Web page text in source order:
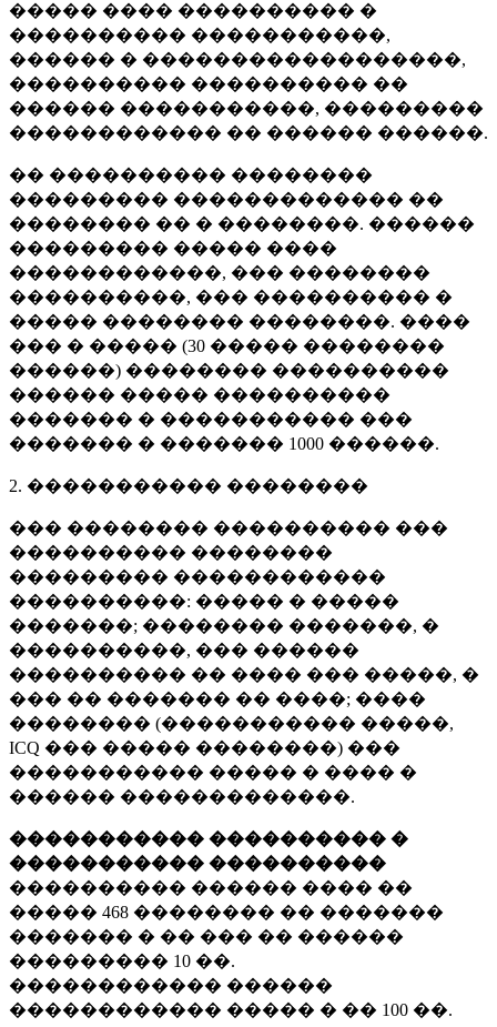
����� ���� ���������� �
���������� �����������,
������ � ������������������,
���������� ���������� ��
������ �����������, ���������
������������ �� ������ ������.
�� ���������� ��������
��������� ������������� ��
�������� �� � ��������. ������
��������� ����� ����
������������, ��� ��������
����������, ��� ���������� �
����� �������� ��������. ����
��� � ����� (30 ����� ��������
������) �������� ����������
������ ����� ����������
������� � ����������� ���
������� � ������� 1000 ������.
2. ����������� ��������
��� �������� ���������� ���
���������� ��������
��������� ������������
����������: ����� � �����
�������; �������� �������, �
����������, ��� ������
���������� �� ���� ��� �����, �
��� �� ������� �� ����; ����
�������� (����������� �����,
ICQ ��� ����� ��������) ���
����������� ����� � ���� �
������ �������������.
����������� ���������� �
����������� ����������
���������� ������ ���� ��
����� 468 �������� �� �������
������� � �� ��� �� ������
��������� 10 ��.
������������ ������
������������ ����� � �� 100 ��.